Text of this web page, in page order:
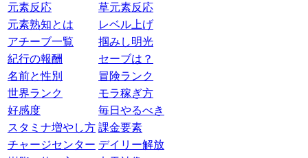
元素反応
草元素反応
元素熟知とは
レベル上げ
アチーブ一覧
掴みし明光
紀行の報酬
セーブは？
名前と性別
冒険ランク
世界ランク
モラ稼ぎ方
好感度
毎日やるべき
スタミナ増やし方 課金要素
チャージセンター デイリー解放